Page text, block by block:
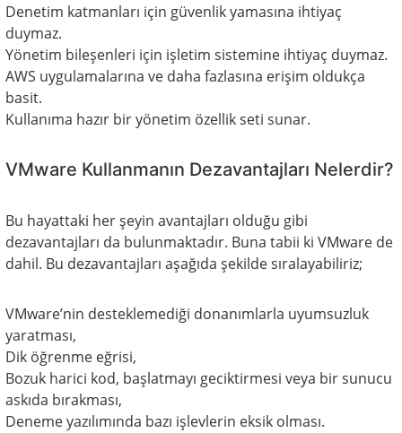
Denetim katmanları için güvenlik yamasına ihtiyaç
duymaz.
Yönetim bileşenleri için işletim sistemine ihtiyaç duymaz.
AWS uygulamalarına ve daha fazlasına erişim oldukça
basit.
Kullanıma hazır bir yönetim özellik seti sunar.
VMware Kullanmanın Dezavantajları Nelerdir?
Bu hayattaki her şeyin avantajları olduğu gibi
dezavantajları da bulunmaktadır. Buna tabii ki VMware de
dahil. Bu dezavantajları aşağıda şekilde sıralayabiliriz;
VMware’nin desteklemediği donanımlarla uyumsuzluk
yaratması,
Dik öğrenme eğrisi,
Bozuk harici kod, başlatmayı geciktirmesi veya bir sunucu
askıda bırakması,
Deneme yazılımında bazı işlevlerin eksik olması.